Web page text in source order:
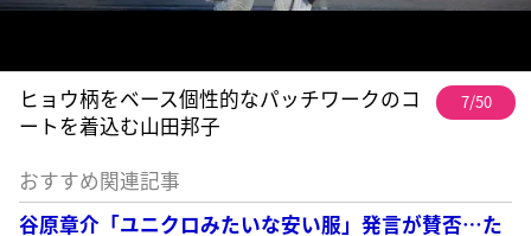
ヒョウ柄をベース個性的なパッチワークのコ
ートを着込む山田邦子
7/50
おすすめ関連記事
谷原章介「ユニクロみたいな安い服」発言が賛否…た